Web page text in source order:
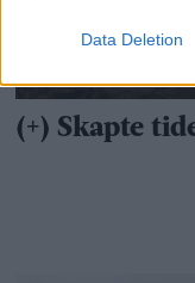
Data Deletion